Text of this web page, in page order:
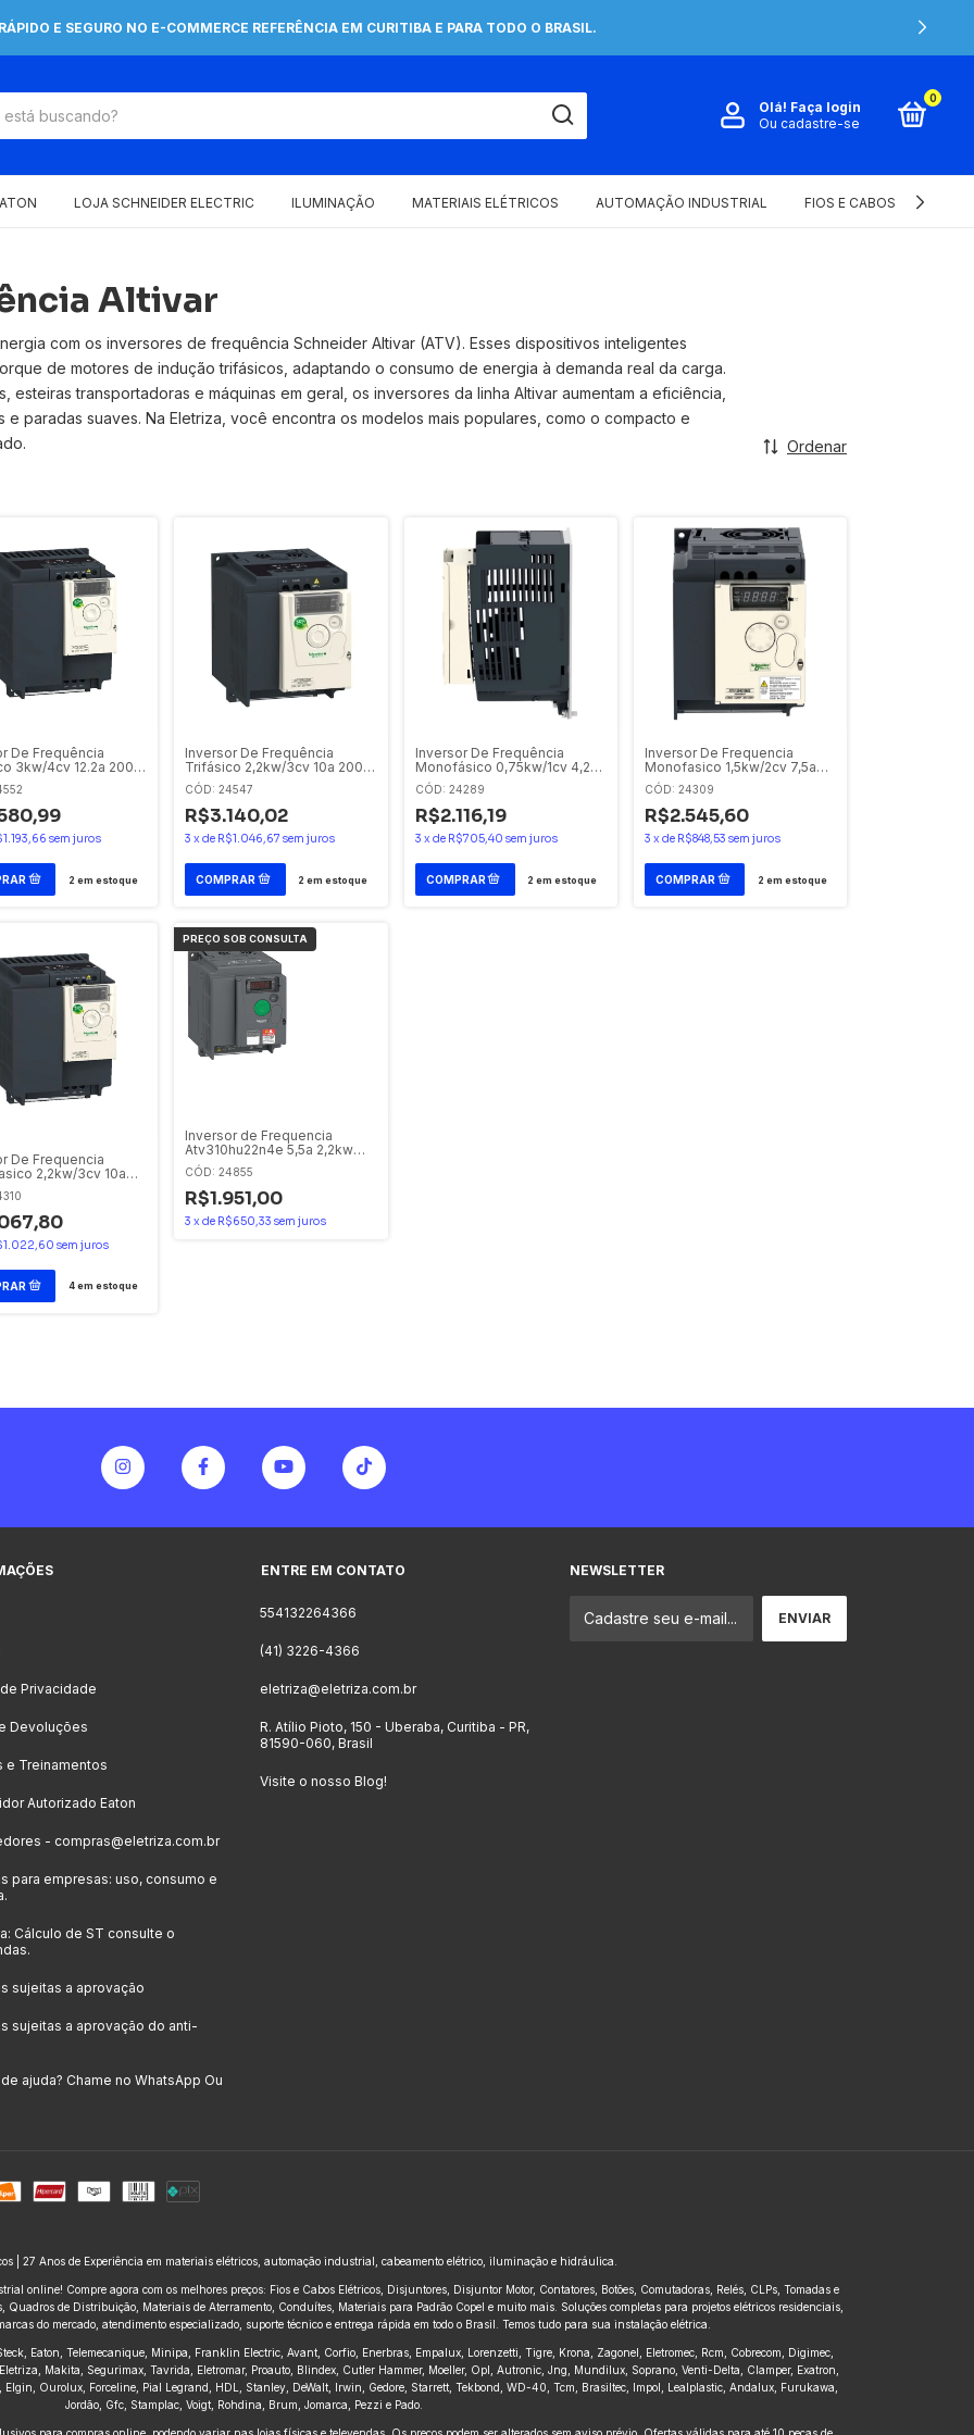
E SEGURO NO E-COMMERCE REFERÊNCIA EM CURITIBA E PARA TODO O BRASIL.
Olá! Faça login
Ou cadastre-se
0
LOJA SCHNEIDER ELECTRIC ILUMINAÇÃO MATERIAIS ELÉTRICOS AUTOMAÇÃO INDUSTRIAL FIOS E CABOS ELÉTRICOS
Altivar
com os inversores de frequência Schneider Altivar (ATV). Esses dispositivos inteligentes
de motores de indução trifásicos, adaptando o consumo de energia à demanda real da carga.
transportadoras e máquinas em geral, os inversores da linha Altivar aumentam a eficiência,
paradas suaves. Na Eletriza, você encontra os modelos mais populares, como o compacto e
Ordenar
De Frequência
3kw/4cv 12.2a 200 -
-
Eletric - Schneider
sem juros
2 em estoque
Inversor De Frequência
Trifásico 2,2kw/3cv 10a 200 -
240v Schneider Eletric
CÓD: 24547
R$3.140,02
3 xde R$1.046,67 sem juros
2 em estoque
Inversor De Frequência
Monofásico 0,75kw/1cv 4,2a
200 - 240v Atv12h075m2 -
Schneider Eletric - Schneider
Eletric
CÓD: 24289
R$2.116,19
3 x de R$705,40 sem juros
2 em estoque
Inversor De Frequencia
Monofasico 1,5kw/2cv 7,5a
200 - 240v Atv12hu15m2
Schneider Eletric - Schneider
Eletric
CÓD: 24309
R$2.545,60
3 x de R$848,53 sem juros
2 em estoque
De Frequencia
2,2kw/3cv 10a
Atv12hu22m2 -
Eletric - Schneider
sem juros
4em estoque
Inversor de Frequencia
Atv310hu22n4e 5,5a 2,2kw
3cv 380v Schneider
CÓD: 24855
R$1.951,00
3 xde R$650,33 sem juros
Privacidade
Devoluções
e Treinamentos
Autorizado Eaton
- compras@eletriza.com.br
para empresas: uso, consumo e
Cálculo de ST consulte o
sujeitas a aprovação
sujeitas a aprovação do anti-
ajuda? Chame no WhatsApp Ou
ENTRE EM CONTATO
554132264366
(41) 3226-4366
eletriza@eletriza.com.br
R. Atílio Pioto, 150 - Uberaba, Curitiba - PR,
81590-060, Brasil
Visite o nosso Blog!
NEWSLETTER
| 27 Anos de Experiência em materiais elétricos, automação industrial, cabeamento elétrico, iluminação e hidráulica.
online! Compre agora com os melhores preços: Fios e Cabos Elétricos, Disjuntores, Disjuntor Motor, Contatores, Botões, Comutadoras, Relés, CLPs, Tomadas e
de Distribuição, Materiais de Aterramento, Conduítes, Materiais para Padrão Copel e muito mais. Soluções completas para projetos elétricos residenciais,
do mercado, atendimento especializado, suporte técnico e entrega rápida em todo o Brasil. Temos tudo para sua instalação elétrica.
Eaton, Telemecanique, Minipa, Franklin Electric, Avant, Corfio, Enerbras, Empalux, Lorenzetti, Tigre, Krona, Zagonel, Eletromec, Rcm, Cobrecom, Digimec,
Makita, Segurimax, Tavrida, Eletromar, Proauto, Blindex, Cutler Hammer, Moeller, Opl, Autronic, Jng, Mundilux, Soprano, Venti-Delta, Clamper, Exatron,
Ourolux, Forceline, Pial Legrand, HDL, Stanley, DeWalt, Irwin, Gedore, Starrett, Tekbond, WD-40, Tcm, Brasiltec, Impol, Lealplastic, Andalux, Furukawa,
Jordão, Gfc, Stamplac, Voigt, Rohdina, Brum, Jomarca, Pezzi e Pado.
para compras online, podendo variar nas lojas físicas e televendas. Os preços podem ser alterados sem aviso prévio. Ofertas válidas para até 10 peças de